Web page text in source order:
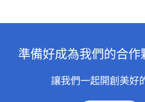
準備好成為我們的合作
讓我們一起開創美好